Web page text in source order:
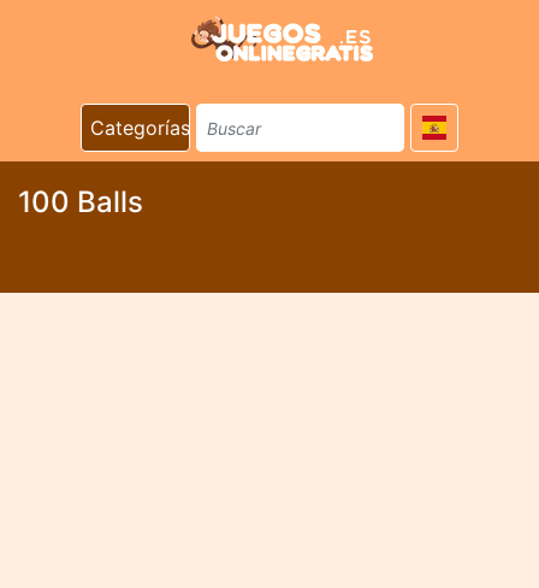
Categorías
100 Balls